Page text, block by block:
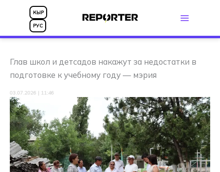
Перейти
содержимому
КЫР
РУС
Глав школ и детсадов накажут за недостатки в
подготовке к учебному году — мэрия
03.07.2026 | 11:46